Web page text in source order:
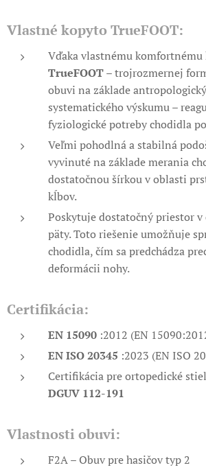
Vlastné kopyto TrueFOOT:
Vďaka vlastnému
TrueFOOT– trojrozmernej
obuvi na základe
systematického výskumu –
fyziologické potreby chodidla
Veľmi pohodlná a stabilná
vyvinuté na základe merania
dostatočnou šírkou v oblasti
kĺbov.
Poskytuje dostatočný priestor
päty. Toto riešenie umožňuje
chodidla, čím sa predchádza
deformácii nohy.
Certifikácia:
EN 15090 :2012 (EN
EN ISO 20345 :2023 (EN ISO
Certifikácia pre ortopedické
DGUV 112-191
Vlastnosti obuvi:
F2A – Obuv pre hasičov typ 2